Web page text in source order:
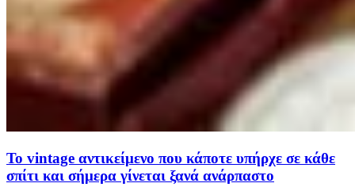
Το vintage αντικείμενο που κάποτε υπήρχε σε κάθε
σπίτι και σήμερα γίνεται ξανά ανάρπαστο